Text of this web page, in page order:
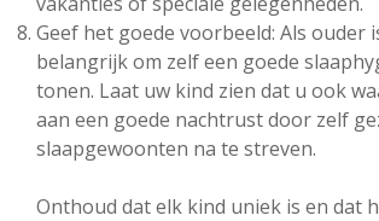
Geef het goede voorbeeld: Als ouder
belangrijk om zelf een goede
tonen. Laat uw kind zien dat u ook
aan een goede nachtrust door zelf
slaapgewoonten na te streven.
Onthoud dat elk kind uniek is en dat